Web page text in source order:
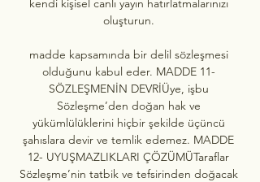
kendi kişisel canlı yayın hatırlatmalarınızı
oluşturun.
madde kapsamında bir delil sözleşmesi
olduğunu kabul eder. MADDE 11-
SÖZLEŞMENİN DEVRİÜye, işbu
Sözleşme’den doğan hak ve
yükümlülüklerini hiçbir şekilde üçüncü
şahıslara devir ve temlik edemez. MADDE
12- UYUŞMAZLIKLARI ÇÖZÜMÜTaraflar
Sözleşme’nin tatbik ve tefsirinden doğacak